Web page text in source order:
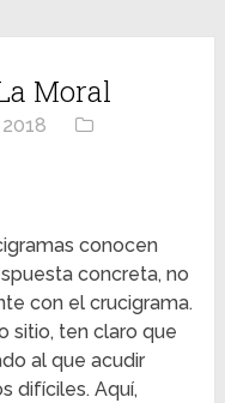
Moral
conocen
concreta, no
con el crucigrama.
sitio, ten claro que
al que acudir
difíciles. Aquí,